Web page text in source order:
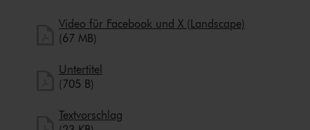
Video für Facebook und X (Landscape)
Video für Facebook und X (Landscape)
(67 MB)
Untertitel herunterladen
Untertitel
(705 B)
Textvorschlag herunterladen
Textvorschlag